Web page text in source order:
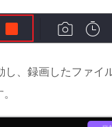
、録画したファイ